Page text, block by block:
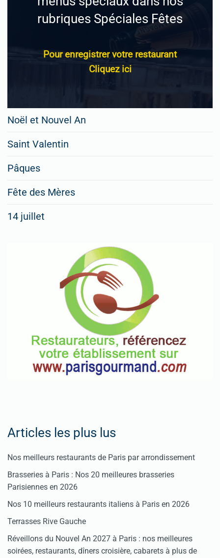
rubriques Spéciales Fêtes
Pour enregistrer votre restaurant
Cliquez ici
Noël et Nouvel An
Saint Valentin
Pâques
Fête des Mères
14 juillet
Articles les plus lus
Nos meilleurs restaurants de Paris par arrondissement
Brasseries à Paris : Nos 20 meilleures brasseries
Parisiennes en 2026
Nos 10 meilleurs restaurants italiens à Paris en 2026
Terrasses Rive Gauche
Réveillons du Nouvel An 2027 à Paris : nos meilleures
soirées, restaurants, dîners croisière, cabarets à plus de